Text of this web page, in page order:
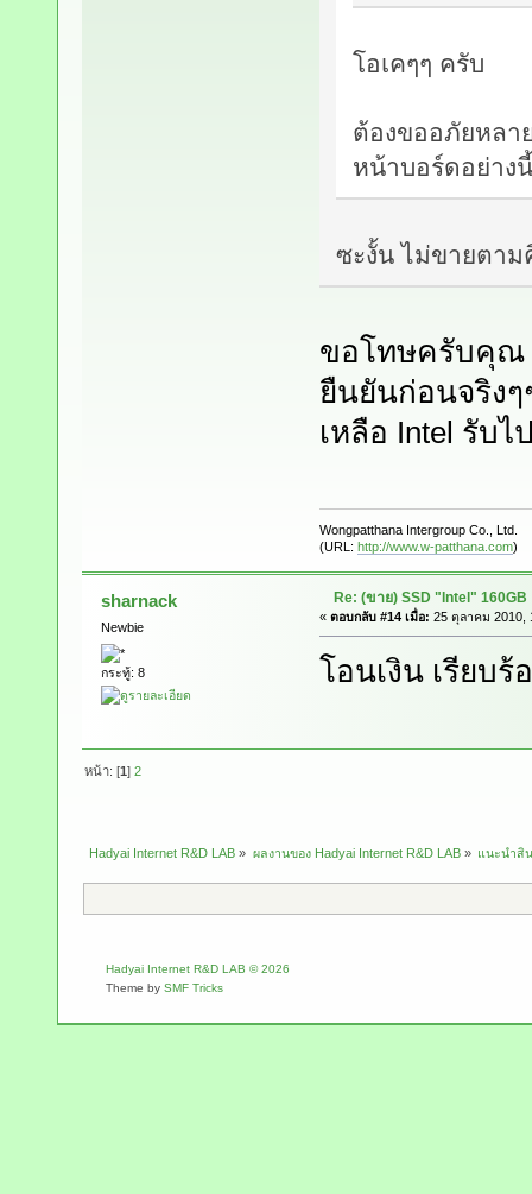
โอเคๆๆ ครับ
ต้องขออภัยหลา
หน้าบอร์ดอย่าง
ซะงั้น ไม่ขายตา
ขอโทษครับคุณ
ยืนยันก่อนจริงๆ
เหลือ Intel รับไ
Wongpatthana Intergroup Co., Ltd.
(URL: http://www.w-patthana.com)
sharnack
Newbie
กระทู้: 8
Re: (ขาย) SSD "Intel" 160GB
« ตอบกลับ #14 เมื่อ: 25 ตุลาคม 2010,
โอนเงิน เรียบ
หน้า: [1]2
Hadyai Internet R&D LAB » ผลงานของ Hadyai Internet R&D LAB» แนะนำสิ
Hadyai Internet R&D LAB © 2026
Theme by SMF Tricks